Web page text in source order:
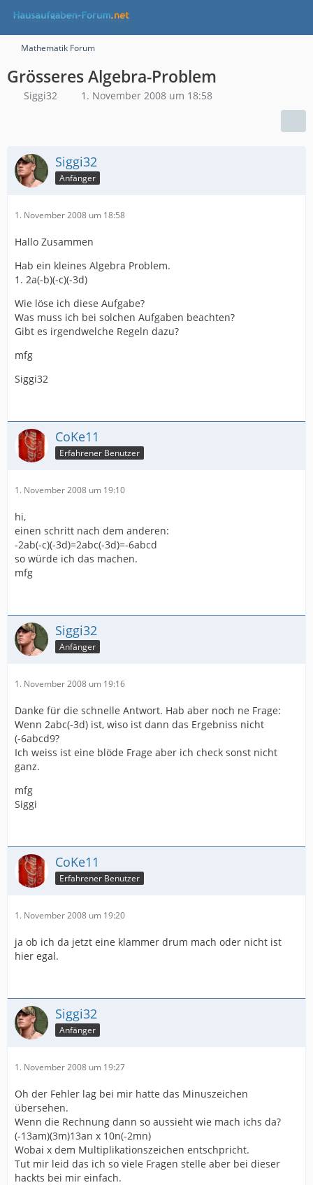
Mathematik Forum
Grösseres Algebra-Problem
Siggi32 1. November 2008 um 18:58
Siggi32
Anfänger
1. November 2008 um 18:58
Hallo Zusammen
Hab ein kleines Algebra Problem.
1. 2a(-b)(-c)(-3d)
Wie löse ich diese Aufgabe?
Was muss ich bei solchen Aufgaben beachten?
Gibt es irgendwelche Regeln dazu?
mfg
Siggi32
CoKe11
Erfahrener Benutzer
1. November 2008 um 19:10
hi,
einen schritt nach dem anderen:
-2ab(-c)(-3d)=2abc(-3d)=-6abcd
so würde ich das machen.
mfg
Siggi32
Anfänger
1. November 2008 um 19:16
Danke für die schnelle Antwort. Hab aber noch ne Frage:
Wenn 2abc(-3d) ist, wiso ist dann das Ergebniss nicht
(-6abcd9?
Ich weiss ist eine blöde Frage aber ich check sonst nicht
ganz.
mfg
Siggi
CoKe11
Erfahrener Benutzer
1. November 2008 um 19:20
ja ob ich da jetzt eine klammer drum mach oder nicht ist
hier egal.
Siggi32
Anfänger
1. November 2008 um 19:27
Oh der Fehler lag bei mir hatte das Minuszeichen
übersehen.
Wenn die Rechnung dann so aussieht wie mach ichs da?
(-13am)(3m)13an x 10n(-2mn)
Wobai x dem Multiplikationszeichen entschpricht.
Tut mir leid das ich so viele Fragen stelle aber bei dieser
hackts bei mir einfach.